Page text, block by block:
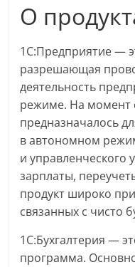
О
1С:Предприятие —
разрешающая
деятельность
режиме. На момент
предназначалось
в автономном
и управленческого
зарплаты,
продукт широко
связанных с чисто
1С:Бухгалтерия —
программа.